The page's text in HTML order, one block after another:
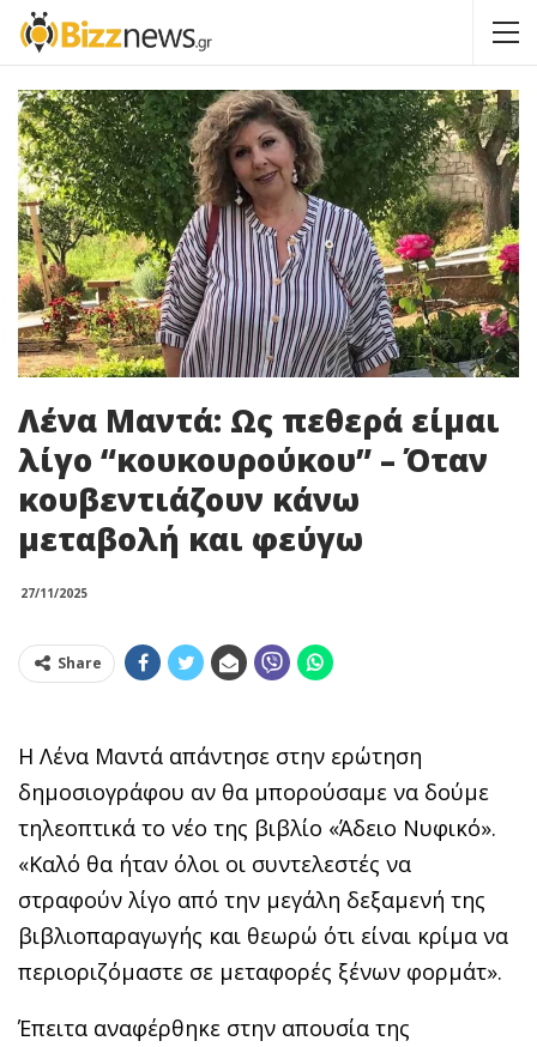
Λένα Μαντά: Ως πεθερά είμαι
λίγο “κουκουρούκου” – Όταν
κουβεντιάζουν κάνω
μεταβολή και φεύγω
27/11/2025
Share
Η Λένα Μαντά απάντησε στην ερώτηση
δημοσιογράφου αν θα μπορούσαμε να δούμε
τηλεοπτικά το νέο της βιβλίο «Άδειο Νυφικό».
«Καλό θα ήταν όλοι οι συντελεστές να
στραφούν λίγο από την μεγάλη δεξαμενή της
βιβλιοπαραγωγής και θεωρώ ότι είναι κρίμα να
περιοριζόμαστε σε μεταφορές ξένων φορμάτ».
Έπειτα αναφέρθηκε στην απουσία της